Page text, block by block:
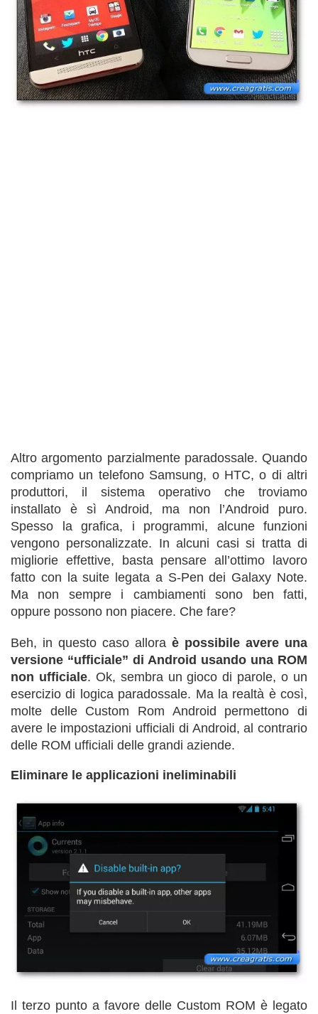
Altro argomento parzialmente paradossale. Quando
compriamo un telefono Samsung, o HTC, o di altri
produttori, il sistema operativo che troviamo
installato è sì Android, ma non l’Android puro.
Spesso la grafica, i programmi, alcune funzioni
vengono personalizzate. In alcuni casi si tratta di
migliorie effettive, basta pensare all’ottimo lavoro
fatto con la suite legata a S-Pen dei Galaxy Note.
Ma non sempre i cambiamenti sono ben fatti,
oppure possono non piacere. Che fare?
Beh, in questo caso allora è possibile avere una
versione “ufficiale” di Android usando una ROM
non ufficiale. Ok, sembra un gioco di parole, o un
esercizio di logica paradossale. Ma la realtà è così,
molte delle Custom Rom Android permettono di
avere le impostazioni ufficiali di Android, al contrario
delle ROM ufficiali delle grandi aziende.
Eliminare le applicazioni ineliminabili
Il terzo punto a favore delle Custom ROM è legato